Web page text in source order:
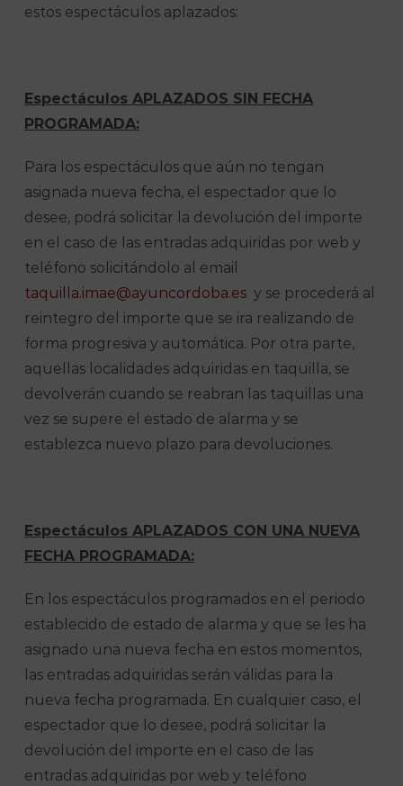
estos espectáculos aplazados:
Espectáculos APLAZADOS SIN FECHA
PROGRAMADA:
Para los espectáculos que aún no tengan
asignada nueva fecha, el espectador que lo
desee, podrá solicitar la devolución del importe
en el caso de las entradas adquiridas por web y
teléfono solicitándolo al email
taquilla.imae@ayuncordoba.es y se procederá al
reintegro del importe que se ira realizando de
forma progresiva y automática. Por otra parte,
aquellas localidades adquiridas en taquilla, se
devolverán cuando se reabran las taquillas una
vez se supere el estado de alarma y se
establezca nuevo plazo para devoluciones.
Espectáculos APLAZADOS CON UNA NUEVA
FECHA PROGRAMADA:
En los espectáculos programados en el periodo
establecido de estado de alarma y que se les ha
asignado una nueva fecha en estos momentos,
las entradas adquiridas serán válidas para la
nueva fecha programada. En cualquier caso, el
espectador que lo desee, podrá solicitar la
devolución del importe en el caso de las
entradas adquiridas por web y teléfono